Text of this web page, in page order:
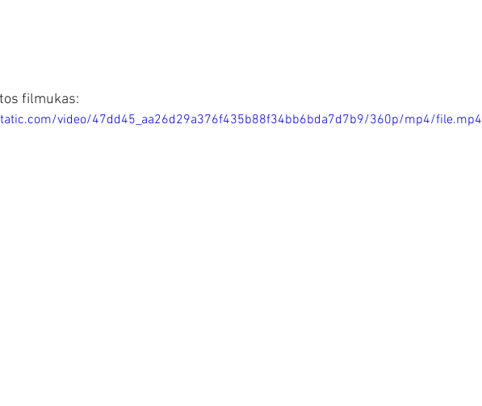
filmukas:
video/47dd45_aa26d29a376f435b88f34bb6bda7d7b9/360p/mp4/file.mp4